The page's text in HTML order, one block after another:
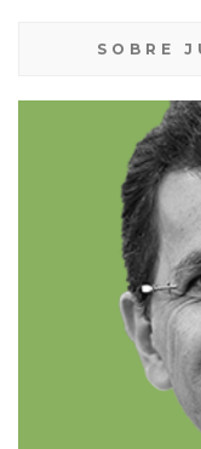
SOBRE